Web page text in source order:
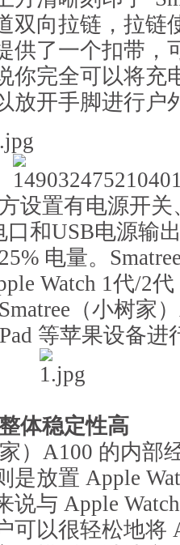
双向拉链，拉链
供了一个扣带，
你完全可以将充
放开手脚进行户
置有电源开关
和USB电源输
电量。
Watch 1代/2
（小树家
等苹果设备进
体稳定性高
A100 的内部
是放置 Apple
说与 Apple
可以很轻松地将